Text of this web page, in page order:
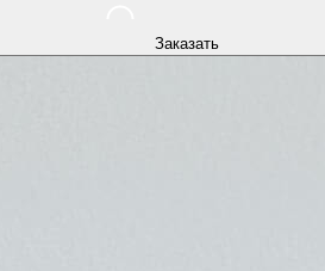
Заказать